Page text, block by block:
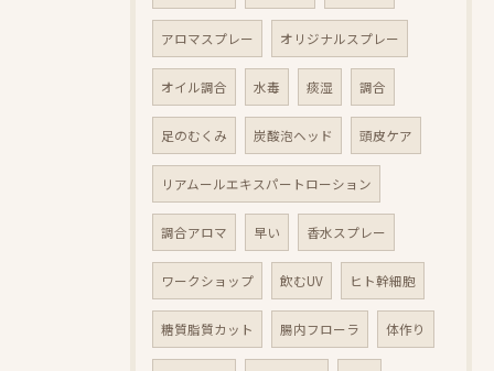
アロマスプレー オリジナルスプレー
オイル調合 水毒 痰湿 調合
足のむくみ 炭酸泡ヘッド 頭皮ケア
リアムールエキスパートローション
調合アロマ 早い 香水スプレー
ワークショップ 飲むUV ヒト幹細胞
糖質脂質カット 腸内フローラ 体作り